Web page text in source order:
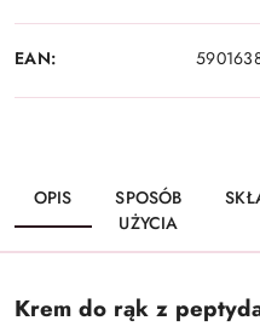
EAN:
OPIS
SPOSÓB
UŻYCIA
Krem do rąk z